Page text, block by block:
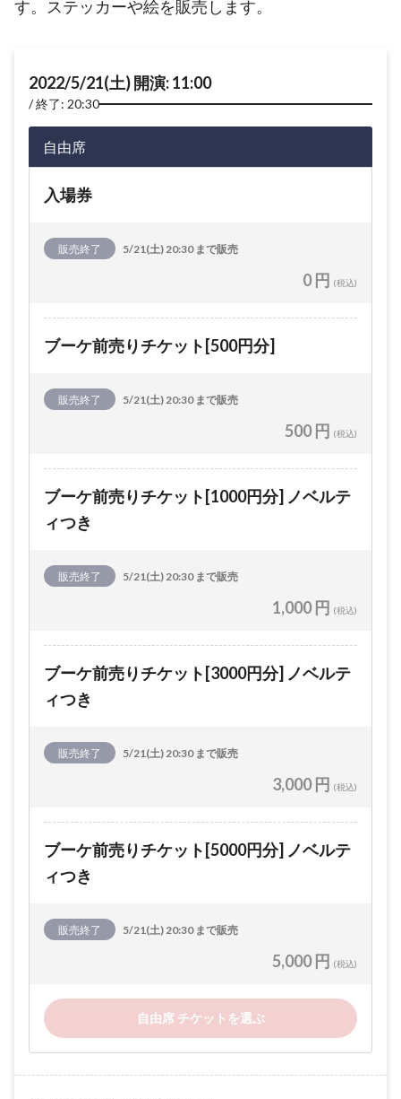
す。ステッカーや絵を販売します。
2022/5/21(土) 開演: 11:00
終了: 20:30
自由席
入場券
販売終了 5/21(土) 20:30 まで販売
0 円 (税込)
ブーケ前売りチケット[500円分]
販売終了 5/21(土) 20:30 まで販売
500 円 (税込)
ブーケ前売りチケット[1000円分] ノベルテ
ィつき
販売終了 5/21(土) 20:30 まで販売
1,000 円 (税込)
ブーケ前売りチケット[3000円分] ノベルテ
ィつき
販売終了 5/21(土) 20:30 まで販売
3,000 円 (税込)
ブーケ前売りチケット[5000円分] ノベルテ
ィつき
販売終了 5/21(土) 20:30 まで販売
5,000 円 (税込)
自由席 チケットを選ぶ